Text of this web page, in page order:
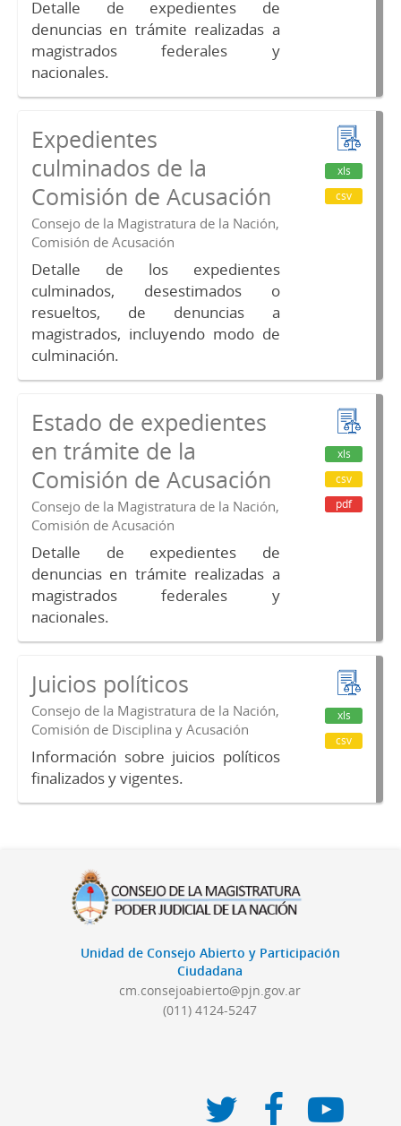
Detalle de expedientes de
denuncias en trámite realizadas a
magistrados federales y
nacionales.
Expedientes
culminados de la
Comisión de Acusación
Consejo de la Magistratura de la Nación,
Comisión de Acusación
Detalle de los expedientes
culminados, desestimados o
resueltos, de denuncias a
magistrados, incluyendo modo de
culminación.
xls
csv
Estado de expedientes
en trámite de la
Comisión de Acusación
Consejo de la Magistratura de la Nación,
Comisión de Acusación
Detalle de expedientes de
denuncias en trámite realizadas a
magistrados federales y
nacionales.
xls
csv
pdf
Juicios políticos
Consejo de la Magistratura de la Nación,
Comisión de Disciplina y Acusación
Información sobre juicios políticos
finalizados y vigentes.
xls
csv
Unidad de Consejo Abierto y Participación
Ciudadana
cm.consejoabierto@pjn.gov.ar
(011) 4124-5247